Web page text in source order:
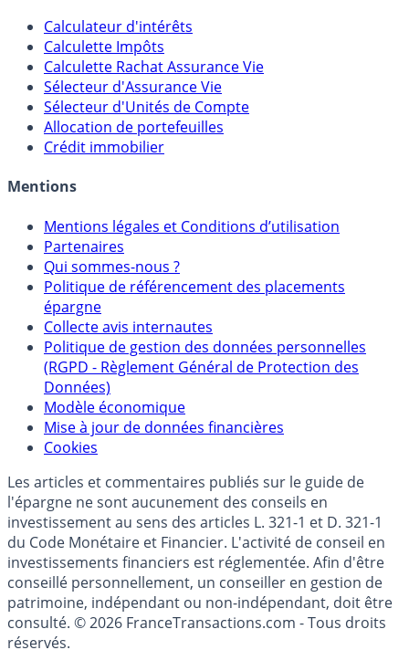
Outils
Calculateur d'intérêts
Calculette Impôts
Calculette Rachat Assurance Vie
Sélecteur d'Assurance Vie
Sélecteur d'Unités de Compte
Crédit immobilier
Mentions
Mentions légales et Conditions d’utilisation
Partenaires
Qui sommes-nous ?
Politique de référencement des placements
épargne
Collecte avis internautes
Politique de gestion des données personnelles
(RGPD - Règlement Général de Protection des
Données)
Modèle économique
Cookies
Les articles et commentaires publiés sur le guide de
l'épargne ne sont aucunement des conseils en
investissement au sens des articles L. 321-1 et D. 321-1
du Code Monétaire et Financier. L'activité de conseil en
investissements financiers est réglementée. Afin d'être
conseillé personnellement, un conseiller en gestion de
patrimoine, indépendant ou non-indépendant, doit être